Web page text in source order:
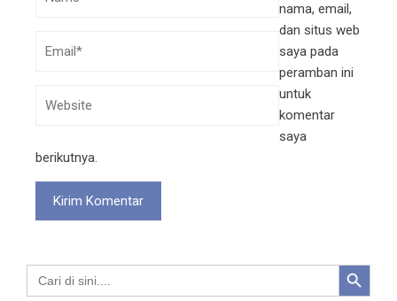
nama, email,
dan situs web
saya pada
peramban ini
untuk
komentar
saya
berikutnya.
Search
for:
Search Button